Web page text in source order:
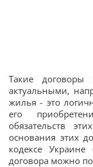
Такие договоры
актуальными,
жилья - это
его
обязательств
основания этих
кодексе
договора можно